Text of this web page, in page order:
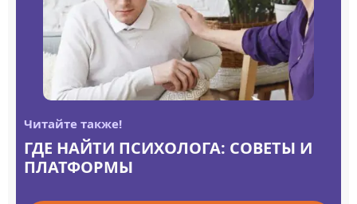
Читайте также!
ГДЕ НАЙТИ ПСИХОЛОГА: СОВЕТЫ И
ПЛАТФОРМЫ